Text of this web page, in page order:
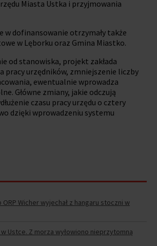
Miasta Ustka i przyjmowania
w dofinansowanie otrzymały także
w Lęborku oraz Gmina Miastko.
od stanowiska, projekt zakłada
pracy urzędników, zmniejszenie liczby
ewentualnie wprowadza
Główne zmiany, jakie odczują
czasu pracy urzędu o cztery
dzięki wprowadzeniu systemu
Wicher wyjechał z hangaru stoczni w
Ustce. Z morza wyłowiono nieprzytomną